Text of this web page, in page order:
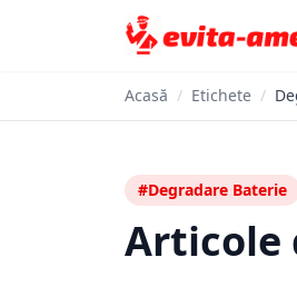
Acasă / Etichete /
#Degradare Baterie
Articole